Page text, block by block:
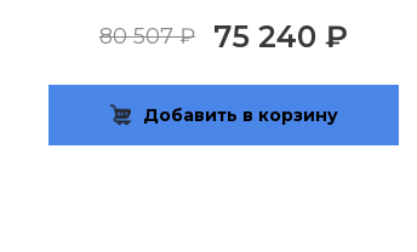
80 507 ₽ 75 240 ₽
Добавить в корзину